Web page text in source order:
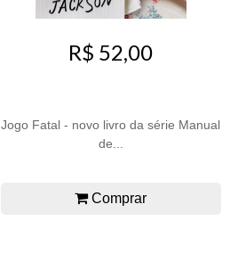
R$ 52,00
Jogo Fatal - novo livro da série Manual
de...
Comprar